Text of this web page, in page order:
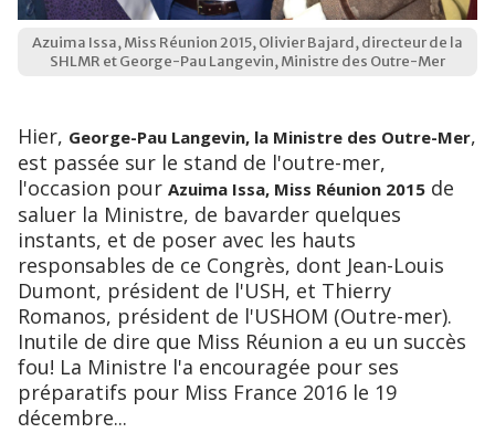
Azuima Issa, Miss Réunion 2015, Olivier Bajard, directeur de la
SHLMR et George-Pau Langevin, Ministre des Outre-Mer
Hier, George-Pau Langevin, la Ministre des Outre-Mer,
est passée sur le stand de l'outre-mer,
l'occasion pour Azuima Issa, Miss Réunion 2015 de
saluer la Ministre, de bavarder quelques
instants, et de poser avec les hauts
responsables de ce Congrès, dont Jean-Louis
Dumont, président de l'USH, et Thierry
Romanos, président de l'USHOM (Outre-mer).
Inutile de dire que Miss Réunion a eu un succès
fou! La Ministre l'a encouragée pour ses
préparatifs pour Miss France 2016 le 19
décembre...